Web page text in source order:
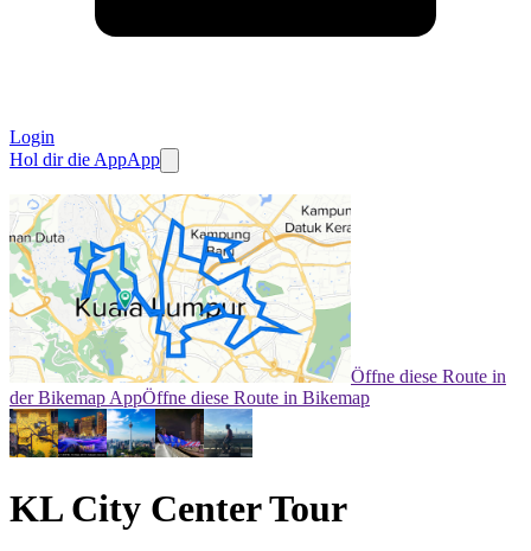
Login
Hol dir die AppApp
Öffne diese Route in
der Bikemap AppÖffne diese Route in Bikemap
KL City Center Tour